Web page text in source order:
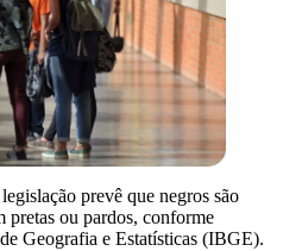
prevê que negros são
pretas ou pardos, conforme
Geografia e Estatísticas (IBGE).